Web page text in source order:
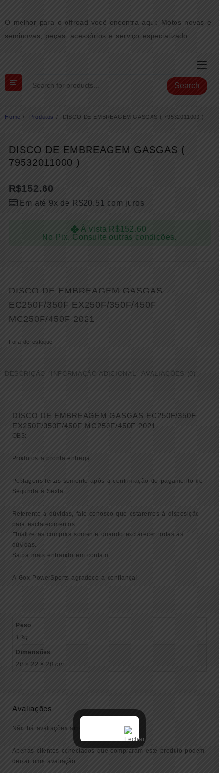
content
O melhor para o offroad você encontra aqui: Motos novas e
seminovas, peças, acessórios e serviço especializado.
Search
Home Produtos DISCO DE EMBREAGEM GASGAS ( 79532011000 )
DISCO DE EMBREAGEM GASGAS (
79532011000 )
R$152.60
Em até 9x de R$20.51 com juros
À vista R$152.60
No Pix. Consulte outras condições.
DISCO DE EMBREAGEM GASGAS
EC250F/350F EX250F/350F/450F
MC250F/450F 2021
Fora de estoque
DESCRIÇÃO INFORMAÇÃO ADICIONAL AVALIAÇÕES (0)
DISCO DE EMBREAGEM GASGAS EC250F/350F
EX250F/350F/450F MC250F/450F 2021
OBS:
Produtos a pronta entrega.
Postagens feitas somente após a confirmação do pagamento de
Segunda à Sexta.
Referente a dúvidas, fale conosco que estaremos à disposição
para esclarecimentos.
Finalize as compras somente quando esclarecer todas as
dúvidas.
Saiba mais entrando em contato.
A Gox PowerSports agradece a confiança!
Peso
1 kg
Dimensões
20 × 22 × 20 cm
Avaliações
Não há avaliações ainda.
Apenas clientes conectados que compraram este produto podem
deixar uma avaliação.